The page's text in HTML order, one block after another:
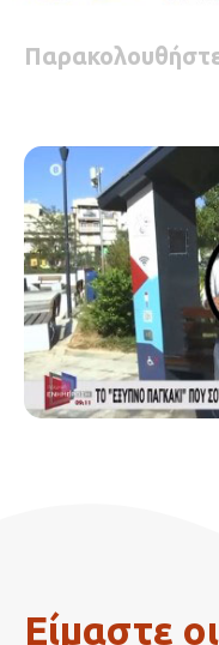
Είμαστε οι